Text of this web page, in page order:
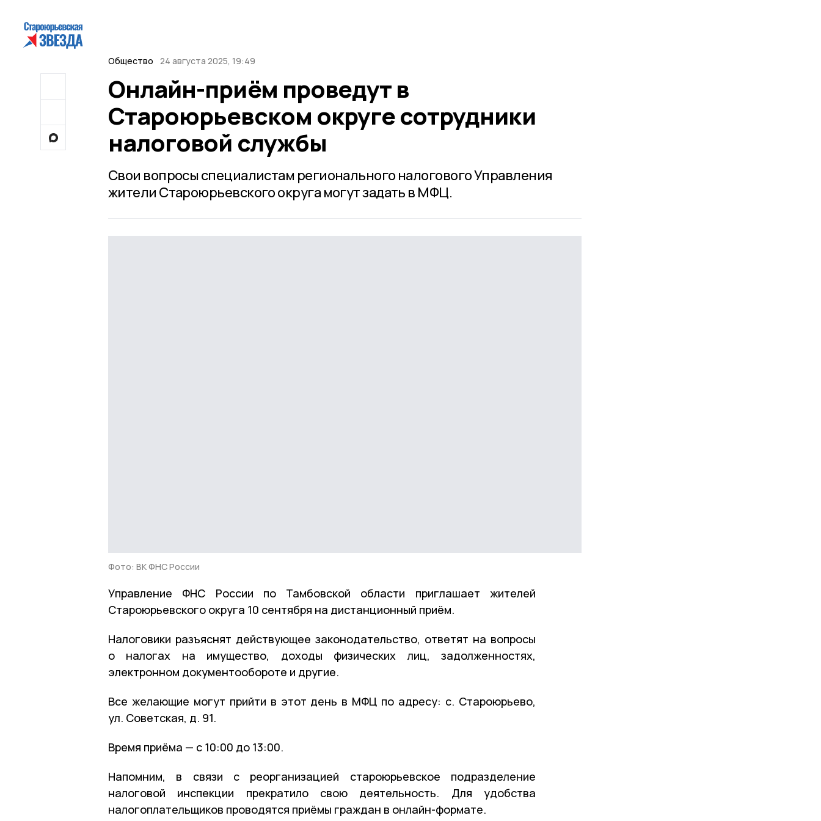
Общество 24 августа 2025, 19:49
Онлайн-приём проведут в
Староюрьевском округе сотрудники
налоговой службы
Свои вопросы специалистам регионального налогового Управления
жители Староюрьевского округа могут задать в МФЦ.
Фото: ВК ФНС России
Управление ФНС России по Тамбовской области приглашает жителей
Староюрьевского округа 10 сентября на дистанционный приём.
Налоговики разъяснят действующее законодательство, ответят на вопросы
о налогах на имущество, доходы физических лиц, задолженностях,
электронном документообороте и другие.
Все желающие могут прийти в этот день в МФЦ по адресу: с. Староюрьево,
ул. Советская, д. 91.
Время приёма — с 10:00 до 13:00.
Напомним, в связи с реорганизацией староюрьевское подразделение
налоговой инспекции прекратило свою деятельность. Для удобства
налогоплательщиков проводятся приёмы граждан в онлайн-формате.